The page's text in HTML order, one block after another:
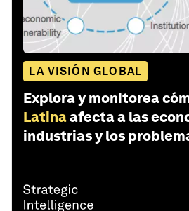
LA VISIÓN GLOBAL
Explora y monitorea
Latinaafecta a las
industrias y los